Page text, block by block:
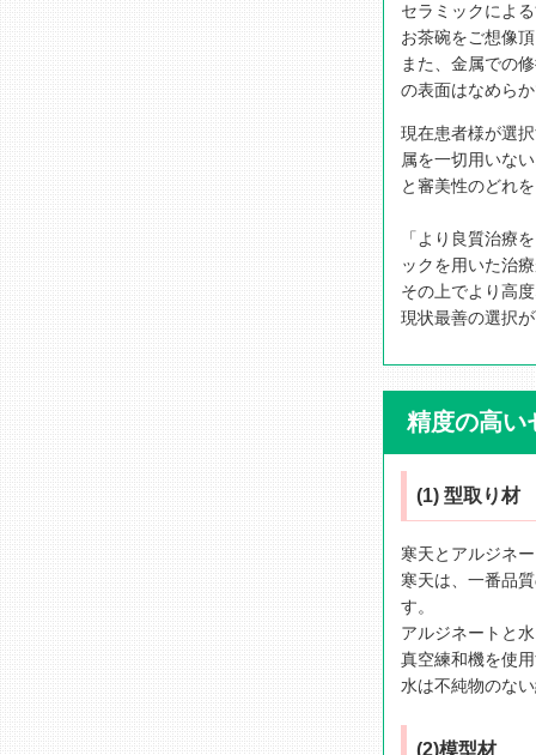
セラミックによ
お茶碗をご想像
また、金属での
の表面はなめら
現在患者様が選
属を一切用いな
と審美性のどれ
「より良質治療
ックを用いた治
その上でより高
現状最善の選択
精度の高い
(1) 型取り材
寒天とアルジネ
寒天は、一番品
す。
アルジネートと
真空練和機を使
水は不純物のな
(2)模型材